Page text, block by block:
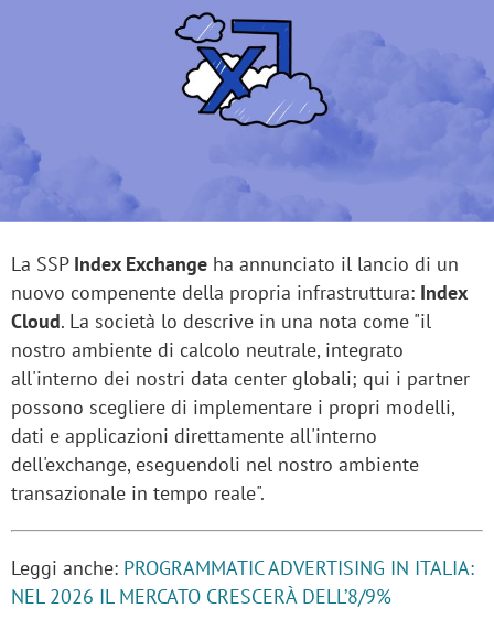
La SSP Index Exchange ha annunciato il lancio di un
nuovo compenente della propria infrastruttura: Index
Cloud. La società lo descrive in una nota come "il
nostro ambiente di calcolo neutrale, integrato
all'interno dei nostri data center globali; qui i partner
possono scegliere di implementare i propri modelli,
dati e applicazioni direttamente all'interno
dell'exchange, eseguendoli nel nostro ambiente
transazionale in tempo reale".
Leggi anche: PROGRAMMATIC ADVERTISING IN ITALIA:
NEL 2026 IL MERCATO CRESCERÀ DELL’8/9%